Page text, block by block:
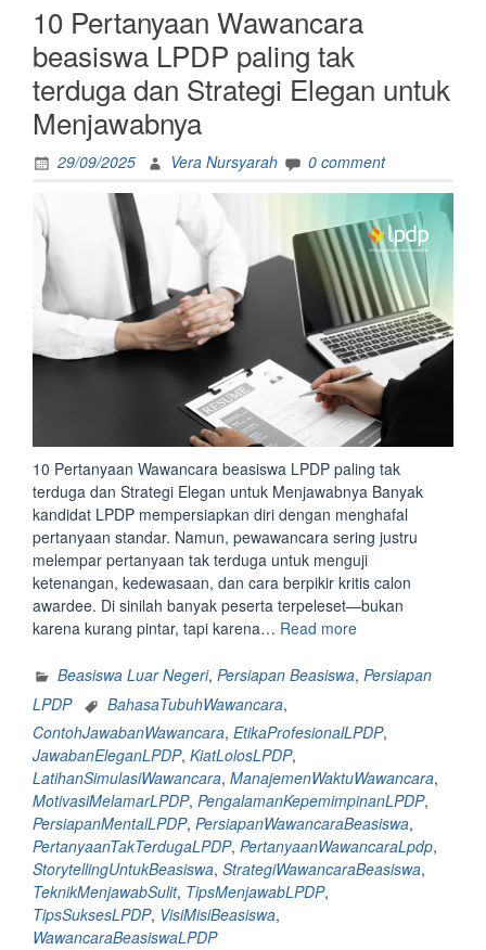
10 Pertanyaan Wawancara
beasiswa LPDP paling tak
terduga dan Strategi Elegan untuk
Menjawabnya
29/09/2025 Vera Nursyarah 0 comment
10 Pertanyaan Wawancara beasiswa LPDP paling tak
terduga dan Strategi Elegan untuk Menjawabnya Banyak
kandidat LPDP mempersiapkan diri dengan menghafal
pertanyaan standar. Namun, pewawancara sering justru
melempar pertanyaan tak terduga untuk menguji
ketenangan, kedewasaan, dan cara berpikir kritis calon
awardee. Di sinilah banyak peserta terpeleset—bukan
karena kurang pintar, tapi karena… Read more“10
Wawancara
paling
terduga
dan
Strategi
Elegan
untuk
Beasiswa Luar Negeri, Persiapan Beasiswa, Persiapan
LPDP
BahasaTubuhWawancara,
ContohJawabanWawancara, EtikaProfesionalLPDP,
JawabanEleganLPDP, KiatLolosLPDP,
LatihanSimulasiWawancara, ManajemenWaktuWawancara,
MotivasiMelamarLPDP, PengalamanKepemimpinanLPDP,
PersiapanMentalLPDP, PersiapanWawancaraBeasiswa,
PertanyaanTakTerdugaLPDP, PertanyaanWawancaraLpdp,
StorytellingUntukBeasiswa, StrategiWawancaraBeasiswa,
TeknikMenjawabSulit, TipsMenjawabLPDP,
TipsSuksesLPDP, VisiMisiBeasiswa,
WawancaraBeasiswaLPDP